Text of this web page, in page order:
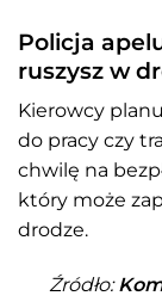
Policja
ruszysz w
Kierowcy
do pracy czy
chwilę na
który może
drodze.
Źródło: